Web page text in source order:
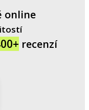
online
recenzí